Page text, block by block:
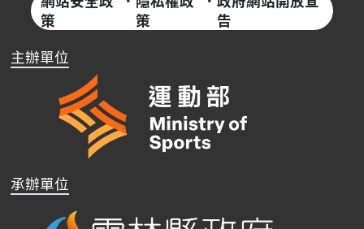
策
策
告
主辦單位
承辦單位